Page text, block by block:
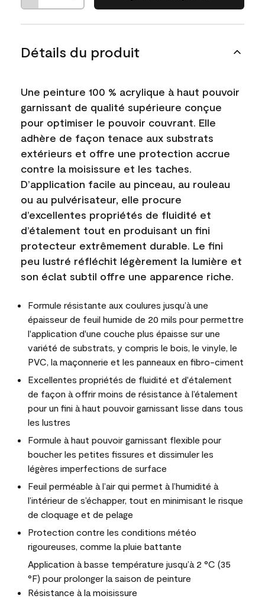
Détails du produit
Une peinture 100 % acrylique à haut pouvoir
garnissant de qualité supérieure conçue
pour optimiser le pouvoir couvrant. Elle
adhère de façon tenace aux substrats
extérieurs et offre une protection accrue
contre la moisissure et les taches.
D’application facile au pinceau, au rouleau
ou au pulvérisateur, elle procure
d’excellentes propriétés de fluidité et
d’étalement tout en produisant un fini
protecteur extrêmement durable. Le fini
peu lustré réfléchit légèrement la lumière et
son éclat subtil offre une apparence riche.
Formule résistante aux coulures jusqu’à une
épaisseur de feuil humide de 20 mils pour permettre
l'application d'une couche plus épaisse sur une
variété de substrats, y compris le bois, le vinyle, le
PVC, la maçonnerie et les panneaux en fibro-ciment
Excellentes propriétés de fluidité et d'étalement
de façon à offrir moins de résistance à l’étalement
pour un fini à haut pouvoir garnissant lisse dans tous
les lustres
Formule à haut pouvoir garnissant flexible pour
boucher les petites fissures et dissimuler les
légères imperfections de surface
Feuil perméable à l’air qui permet à l’humidité à
l’intérieur de s’échapper, tout en minimisant le risque
de cloquage et de pelage
Protection contre les conditions météo
rigoureuses, comme la pluie battante
Application à basse température jusqu’à 2 °C (35
°F) pour prolonger la saison de peinture
Résistance à la moisissure